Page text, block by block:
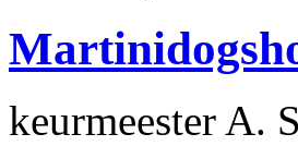
keurmeester A.